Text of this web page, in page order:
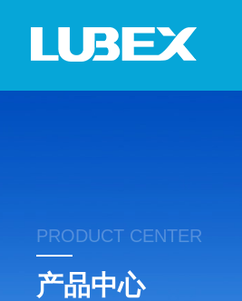
PRODUCT CENTER
产品中心